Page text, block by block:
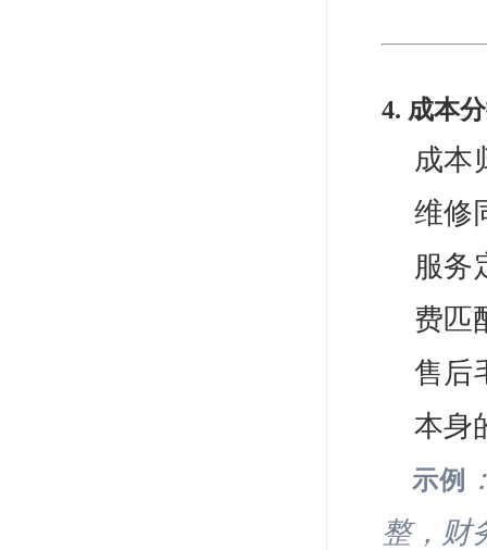
4. 成本
成本
维修
服务
费匹
售后
本身
示例
整，财